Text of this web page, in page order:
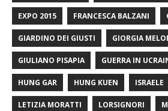
EXPO 2015 FRANCESCA BALZANI
GIARDINO DEI GIUSTI GIORGIA
GIULIANO PISAPIA GUERRA IN
HUNG GAR HUNG KUEN ISRAELE
LETIZIA MORATTI LORSIGNORI